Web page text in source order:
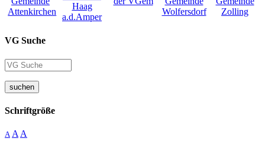
VG Suche
suchen
Schriftgröße
A A A